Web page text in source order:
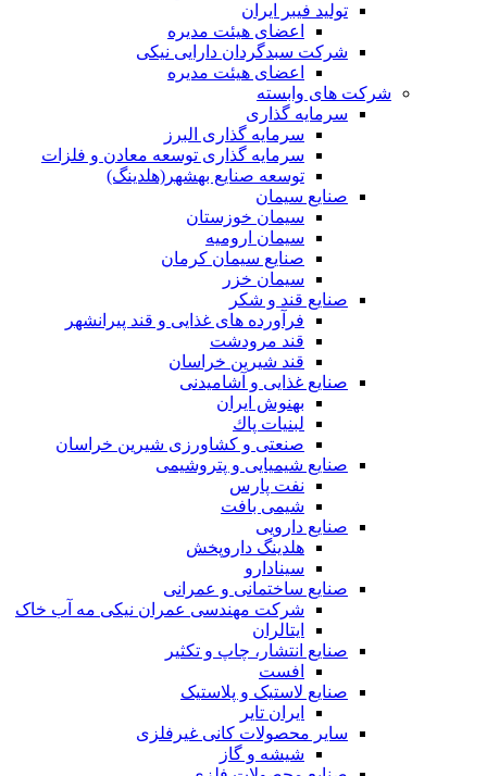
تولید فیبر ایران
اعضای هیئت مدیره
شرکت سبدگردان دارایی نیکی
اعضای هیئت مدیره
شرکت های وابسته
سرمایه گذاری
سرمایه گذاری البرز
سرمایه گذاری توسعه معادن و فلزات
توسعه‌ صنایع‌ بهشهر(هلدینگ)
صنایع سیمان
سیمان خوزستان
سیمان ارومیه
صنایع سیمان کرمان
سیمان خزر
صنایع قند و شکر
فرآورده های غذایی و قند پیرانشهر
قند مرودشت
قند شیرین خراسان
صنایع غذايی و آشاميدنی
بهنوش ایران
لبنيات پاك
صنعتی و کشاورزی شیرین خراسان
صنایع شیمیایی و پتروشیمی
نفت پارس
شیمی بافت
صنایع دارویی
هلدینگ داروپخش
سینادارو
صنایع ساختمانی و عمرانی
شرکت مهندسی عمران نیکی مه آب خاک
ایتالران
صنایع انتشار، چاپ و تکثير
افست
صنایع لاستیک و پلاستیک
ایران تایر
ساير محصولات كانی غيرفلزی
شیشه و گاز